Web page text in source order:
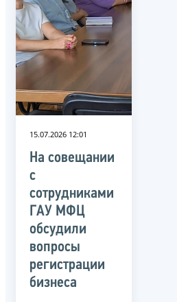
15.07.2026 12:01
На совещании
с
сотрудниками
ГАУ МФЦ
обсудили
вопросы
регистрации
бизнеса